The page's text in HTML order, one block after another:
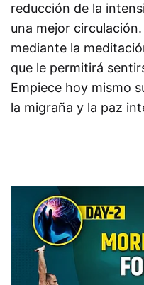
reducción de la
una mejor
mediante la
que le permitirá
Empiece hoy mismo
la migraña y la paz